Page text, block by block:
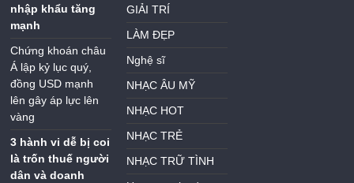
nhập khẩu tăng
mạnh
Chứng khoán châu
Á lập kỷ lục quý,
đồng USD mạnh
lên gây áp lực lên
vàng
3 hành vi dễ bị coi
là trốn thuế người
dân và doanh
GIẢI TRÍ
LÀM ĐẸP
Nghệ sĩ
NHẠC ÂU MỸ
NHẠC HOT
NHẠC TRẺ
NHẠC TRỮ TÌNH